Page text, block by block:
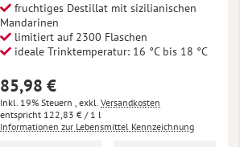
fruchtiges Destillat mit sizilianischen
Mandarinen
limitiert auf 2300 Flaschen
ideale Trinktemperatur: 16 °C bis 18 °C
85,98 €
Inkl. 19% Steuern , exkl. Versandkosten
122,83 € / 1 l
Informationen zur Lebensmittel Kennzeichnung